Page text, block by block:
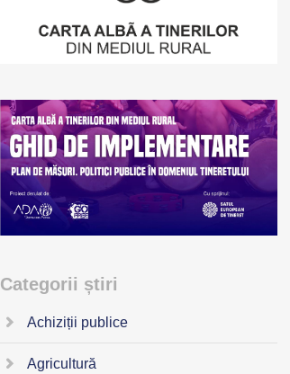
Categorii știri
Achiziții publice
Agricultură